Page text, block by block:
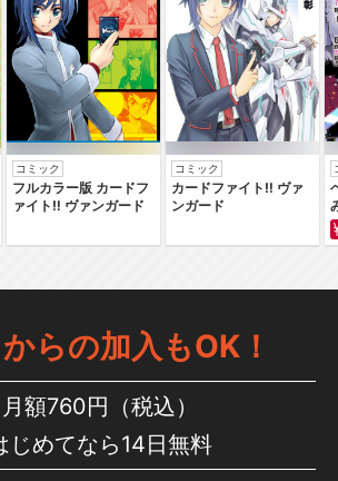
コミック
フルカラー版 カードフ
ァイト‼ ヴァンガード
コミック
カードファイト‼ ヴァ
ンガード
らの加入もOK！
月額760円（税込）
じめてなら14日無料